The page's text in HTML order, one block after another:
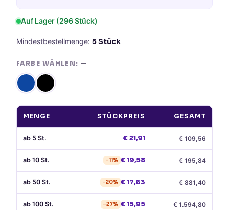
Auf Lager (296 Stück)
Mindestbestellmenge: 5Stück
FARBE WÄHLEN: —
MENGE STÜCKPREIS GESAMT
ab 5 St. €21,91 € 109,56
ab 10 St. −11% €19,58 € 195,84
ab 50 St. −20% €17,63 € 881,40
ab 100 St. −27% €15,95 € 1.594,80